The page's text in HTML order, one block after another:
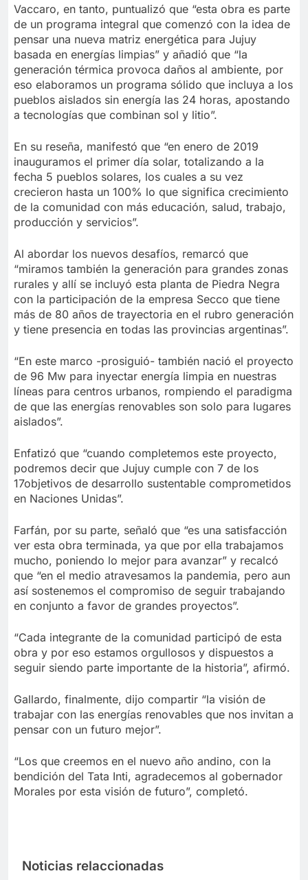
Vaccaro, en tanto, puntualizó que “esta obra es parte
de un programa integral que comenzó con la idea de
pensar una nueva matriz energética para Jujuy
basada en energías limpias” y añadió que “la
generación térmica provoca daños al ambiente, por
eso elaboramos un programa sólido que incluya a los
pueblos aislados sin energía las 24 horas, apostando
a tecnologías que combinan sol y litio”.
En su reseña, manifestó que “en enero de 2019
inauguramos el primer día solar, totalizando a la
fecha 5 pueblos solares, los cuales a su vez
crecieron hasta un 100% lo que significa crecimiento
de la comunidad con más educación, salud, trabajo,
producción y servicios”.
Al abordar los nuevos desafíos, remarcó que
“miramos también la generación para grandes zonas
rurales y allí se incluyó esta planta de Piedra Negra
con la participación de la empresa Secco que tiene
más de 80 años de trayectoria en el rubro generación
y tiene presencia en todas las provincias argentinas”.
“En este marco -prosiguió- también nació el proyecto
de 96 Mw para inyectar energía limpia en nuestras
líneas para centros urbanos, rompiendo el paradigma
de que las energías renovables son solo para lugares
aislados”.
Enfatizó que “cuando completemos este proyecto,
podremos decir que Jujuy cumple con 7 de los
17objetivos de desarrollo sustentable comprometidos
en Naciones Unidas”.
Farfán, por su parte, señaló que “es una satisfacción
ver esta obra terminada, ya que por ella trabajamos
mucho, poniendo lo mejor para avanzar” y recalcó
que “en el medio atravesamos la pandemia, pero aun
así sostenemos el compromiso de seguir trabajando
en conjunto a favor de grandes proyectos”.
“Cada integrante de la comunidad participó de esta
obra y por eso estamos orgullosos y dispuestos a
seguir siendo parte importante de la historia”, afirmó.
Gallardo, finalmente, dijo compartir “la visión de
trabajar con las energías renovables que nos invitan a
pensar con un futuro mejor”.
“Los que creemos en el nuevo año andino, con la
bendición del Tata Inti, agradecemos al gobernador
Morales por esta visión de futuro”, completó.
Noticias relaccionadas